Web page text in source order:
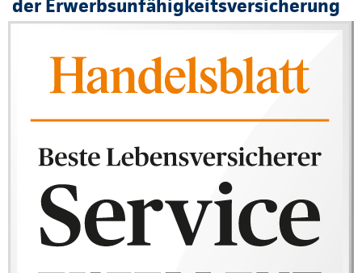
der Erwerbsunfähigkeitsversicherung